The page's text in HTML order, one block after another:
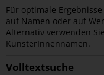
Für optimale
auf Namen oder auf
Alternativ verwenden
KünsterInnennamen.
Volltextsuche